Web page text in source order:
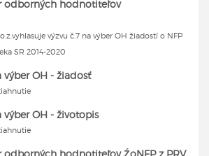
odborných hodnotiteľov
výzvu č.7 na výber OH žiadostí o NFP
SR 2014-2020
výber OH - žiadosť
výber OH - životopis
odborných hodnotiteľov ŹoNFP z PRV